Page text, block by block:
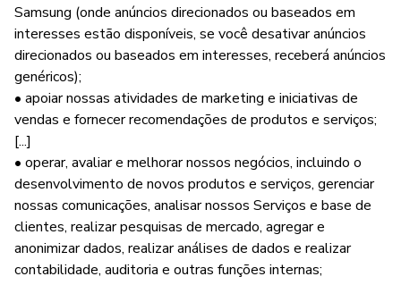
Samsung (onde anúncios direcionados ou baseados em
interesses estão disponíveis, se você desativar anúncios
direcionados ou baseados em interesses, receberá anúncios
genéricos);
• apoiar nossas atividades de marketing e iniciativas de
vendas e fornecer recomendações de produtos e serviços;
[...]
• operar, avaliar e melhorar nossos negócios, incluindo o
desenvolvimento de novos produtos e serviços, gerenciar
nossas comunicações, analisar nossos Serviços e base de
clientes, realizar pesquisas de mercado, agregar e
anonimizar dados, realizar análises de dados e realizar
contabilidade, auditoria e outras funções internas;